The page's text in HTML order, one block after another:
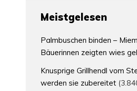
Meistgelesen
Palmbuschen binden –
Bäuerinnen zeigten wies
Knusprige Grillhendl vom
werden sie zubereitet